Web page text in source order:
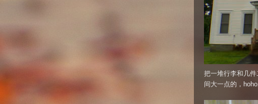
把一堆行李和几
间大一点的，hoho